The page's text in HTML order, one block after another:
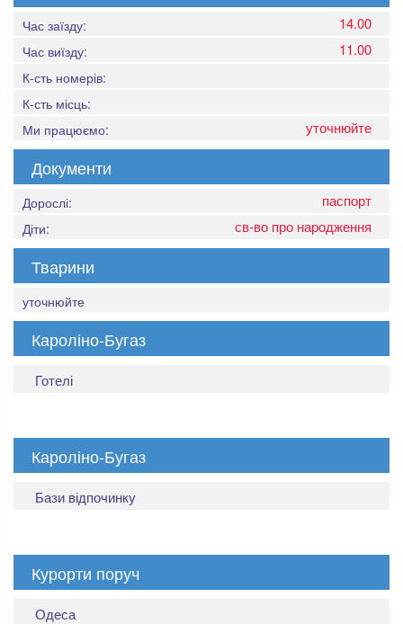
Час заїзду: 14.00
Час виїзду: 11.00
К-сть номерів:
К-сть місць:
Ми працюємо:
уточнюйте
Документи
Дорослі: паспорт
Діти: св-во про народження
Тварини
уточнюйте
Кароліно-Бугаз
Готелі
Кароліно-Бугаз
Бази відпочинку
Курорти поруч
Одеса